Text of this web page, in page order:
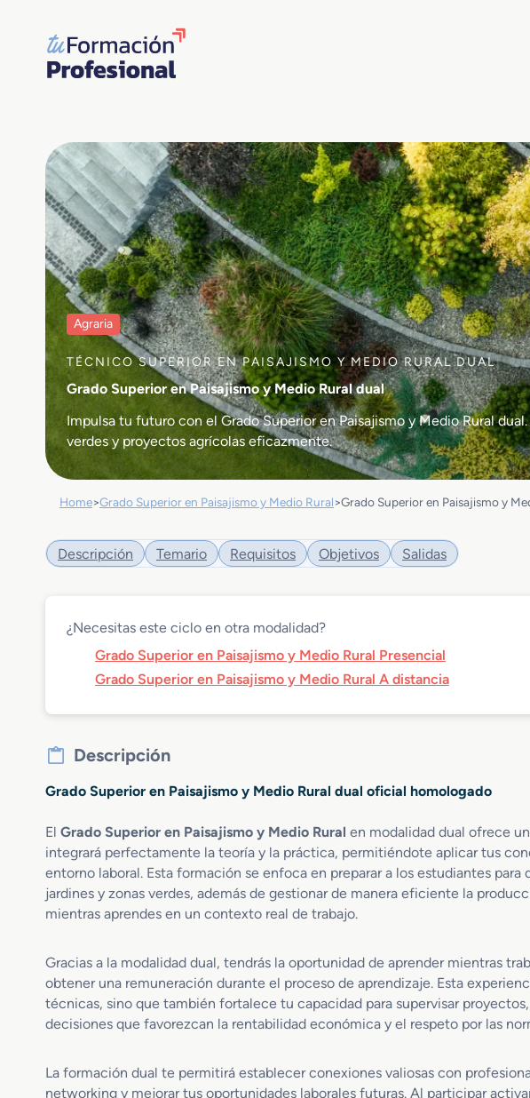
contenido
Agraria
TÉCNICO SUPERIOR EN PAISAJISMO Y MEDIO RURAL DUAL
Grado Superior en Paisajismo y Medio Rural dual
Impulsa tu futuro con el Grado Superior en Paisajismo y Medio Rural
verdes y proyectos agrícolas eficazmente.
Home>Grado Superior en Paisajismo y Medio Rural>Grado Superior en Paisajismo y
Descripción Temario Requisitos Objetivos Salidas
¿Necesitas este ciclo en otra modalidad?
Grado Superior en Paisajismo y Medio Rural Presencial
Grado Superior en Paisajismo y Medio Rural A distancia
Descripción
Grado Superior en Paisajismo y Medio Rural dual oficial homologado
El Grado Superior en Paisajismo y Medio Rural en modalidad dual ofrece
integrará perfectamente la teoría y la práctica, permitiéndote aplicar tus
entorno laboral. Esta formación se enfoca en preparar a los estudiantes para
jardines y zonas verdes, además de gestionar de manera eficiente la
mientras aprendes en un contexto real de trabajo.
Gracias a la modalidad dual, tendrás la oportunidad de aprender mientras
obtener una remuneración durante el proceso de aprendizaje. Esta
técnicas, sino que también fortalece tu capacidad para supervisar
decisiones que favorezcan la rentabilidad económica y el respeto por las
La formación dual te permitirá establecer conexiones valiosas con
networking y mejorar tus oportunidades laborales futuras. Al participar